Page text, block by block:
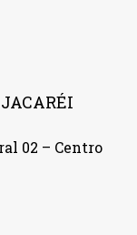
02 – Centro